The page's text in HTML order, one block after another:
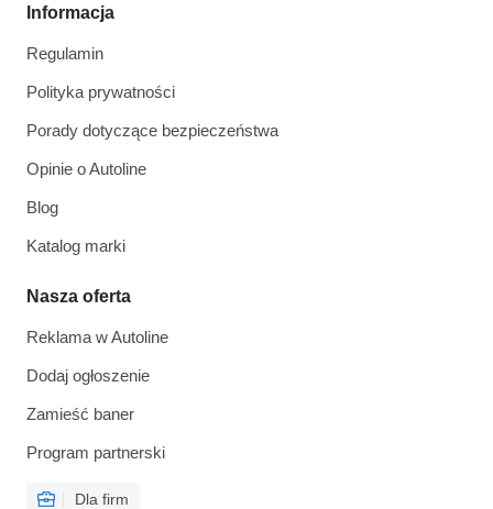
Informacja
Regulamin
Polityka prywatności
Porady dotyczące bezpieczeństwa
Opinie o Autoline
Blog
Katalog marki
Nasza oferta
Reklama w Autoline
Dodaj ogłoszenie
Zamieść baner
Program partnerski
Dla firm